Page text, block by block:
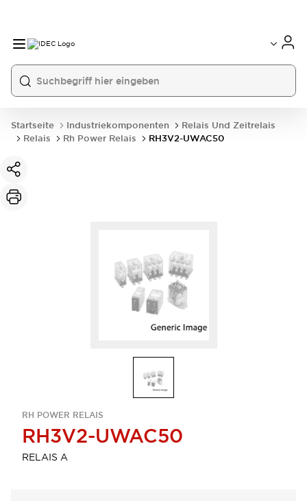
Startseite Industriekomponenten
Relais Und Zeitrelais
Relais
Rh Power Relais RH3V2-UWAC50
RH POWER RELAIS
RH3V2-UWAC50
RELAIS A